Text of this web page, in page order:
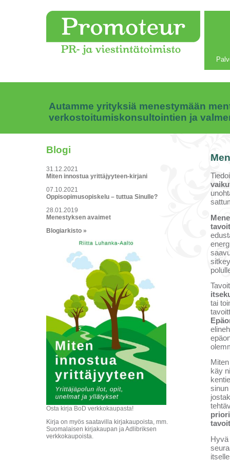
Autamme yrityksiä menestymään
verkostoitumiskonsultointien ja
tai
käy
Hyvä
Blogi
31.12.2021
Miten innostua yrittäjyyteen-kirjani
07.10.2021
Oppisopimusopiskelu – tuttua Sinulle?
28.01.2019
Menestyksen avaimet
Blogiarkisto »
Osta kirja BoD verkkokaupasta!
Kirja on myös saatavilla kirjakaupoista, mm.
Suomalaisen kirjakaupan ja Adlibriksen
verkkokaupoista.